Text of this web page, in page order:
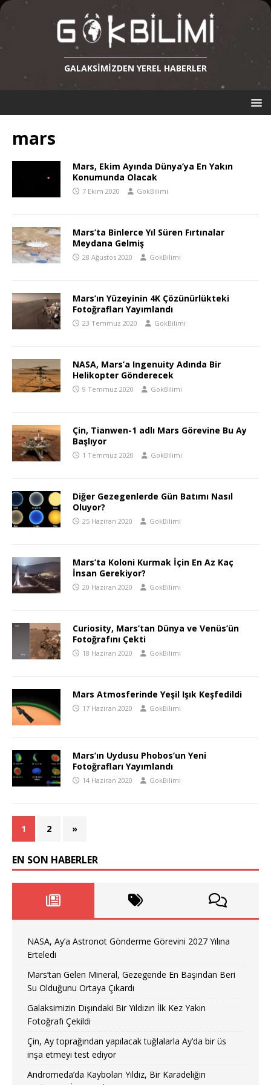
GALAKSIMIZDEN YEREL HABERLER
mars
Mars, Ekim Ayında Dünya’ya En Yakın
Konumunda Olacak
7 Ekim 2020 GokBilimi
Mars’ta Binlerce Yıl Süren Fırtınalar
Meydana Gelmiş
28 Ağustos 2020 GokBilimi
Mars’ın Yüzeyinin 4K Çözünürlükteki
Fotoğrafları Yayımlandı
23 Temmuz 2020 GokBilimi
NASA, Mars’a Ingenuity Adında Bir
Helikopter Gönderecek
9 Temmuz 2020 GokBilimi
Çin, Tianwen-1 adlı Mars Görevine Bu Ay
Başlıyor
1 Temmuz 2020 GokBilimi
Diğer Gezegenlerde Gün Batımı Nasıl
Oluyor?
25 Haziran 2020 GokBilimi
Mars’ta Koloni Kurmak İçin En Az Kaç
İnsan Gerekiyor?
20 Haziran 2020 GokBilimi
Curiosity, Mars’tan Dünya ve Venüs’ün
Fotoğrafını Çekti
18 Haziran 2020 GokBilimi
Mars Atmosferinde Yeşil Işık Keşfedildi
17 Haziran 2020 GokBilimi
Mars’ın Uydusu Phobos’un Yeni
Fotoğrafları Yayımlandı
14 Haziran 2020 GokBilimi
1 2 »
EN SON HABERLER
NASA, Ay’a Astronot Gönderme Görevini 2027 Yılına
Erteledi
Mars’tan Gelen Mineral, Gezegende En Başından Beri
Su Olduğunu Ortaya Çıkardı
Galaksimizin Dışındaki Bir Yıldızın İlk Kez Yakın
Fotoğrafı Çekildi
Çin, Ay toprağından yapılacak tuğlalarla Ay’da bir üs
inşa etmeyi test ediyor
Andromeda’da Kaybolan Yıldız, Bir Karadeliğin